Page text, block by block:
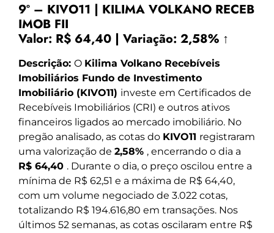
9º – KIVO11 | KILIMA VOLKANO RECEB
IMOB FII
Valor: R$ 64,40 | Variação: 2,58% ↑
Descrição: O Kilima Volkano Recebíveis
Imobiliários Fundo de Investimento
Imobiliário (KIVO11) investe em Certificados de
Recebíveis Imobiliários (CRI) e outros ativos
financeiros ligados ao mercado imobiliário. No
pregão analisado, as cotas do KIVO11 registraram
uma valorização de 2,58% , encerrando o dia a
R$ 64,40 . Durante o dia, o preço oscilou entre a
mínima de R$ 62,51 e a máxima de R$ 64,40,
com um volume negociado de 3.022 cotas,
totalizando R$ 194.616,80 em transações. Nos
últimos 52 semanas, as cotas oscilaram entre R$